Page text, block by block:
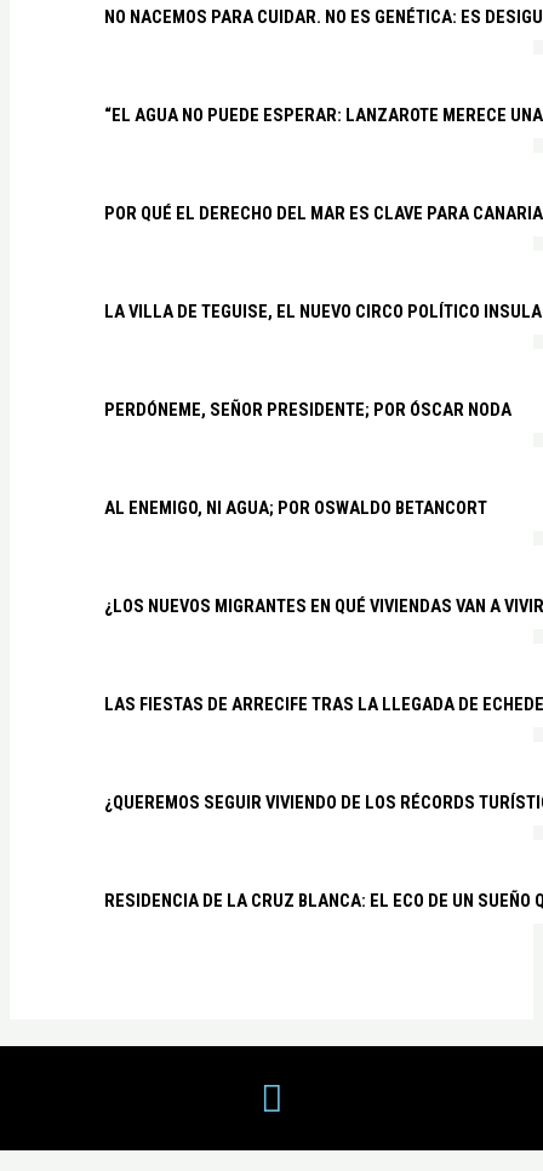
NO NACEMOS PARA CUIDAR. NO ES GENÉTICA: ES
“EL AGUA NO PUEDE ESPERAR: LANZAROTE MERECE
POR QUÉ EL DERECHO DEL MAR ES CLAVE PARA
LA VILLA DE TEGUISE, EL NUEVO CIRCO POLÍTICO
PERDÓNEME, SEÑOR PRESIDENTE; POR ÓSCAR NODA
AL ENEMIGO, NI AGUA; POR OSWALDO BETANCORT
¿LOS NUEVOS MIGRANTES EN QUÉ VIVIENDAS VAN A
LAS FIESTAS DE ARRECIFE TRAS LA LLEGADA DE
¿QUEREMOS SEGUIR VIVIENDO DE LOS RÉCORDS
RESIDENCIA DE LA CRUZ BLANCA: EL ECO DE UN SUEÑO